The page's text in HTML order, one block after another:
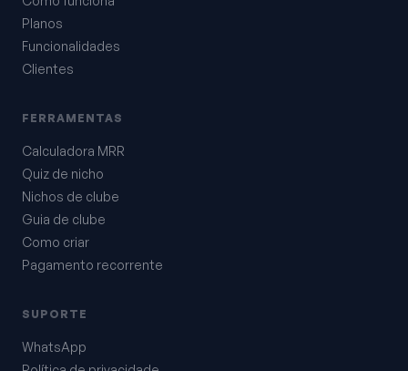
Planos
Funcionalidades
Clientes
FERRAMENTAS
Calculadora MRR
Quiz de nicho
Nichos de clube
Guia de clube
Como criar
Pagamento recorrente
SUPORTE
WhatsApp